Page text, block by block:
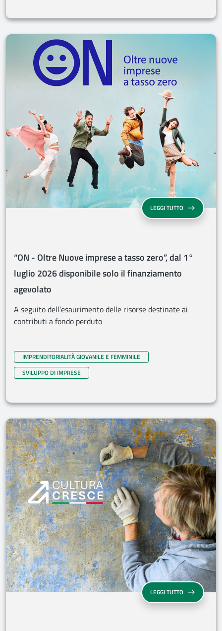
LEGGI TUTTO“ON - OLTRE
“ON - Oltre Nuove imprese a tasso zero”, dal 1°
luglio 2026 disponibile solo il finanziamento
agevolato
A seguito dell’esaurimento delle risorse destinate ai
contributi a fondo perduto
IMPRENDITORIALITÀ GIOVANILE E FEMMINILE
SVILUPPO DI IMPRESE
LEGGI TUTTOCULTURA